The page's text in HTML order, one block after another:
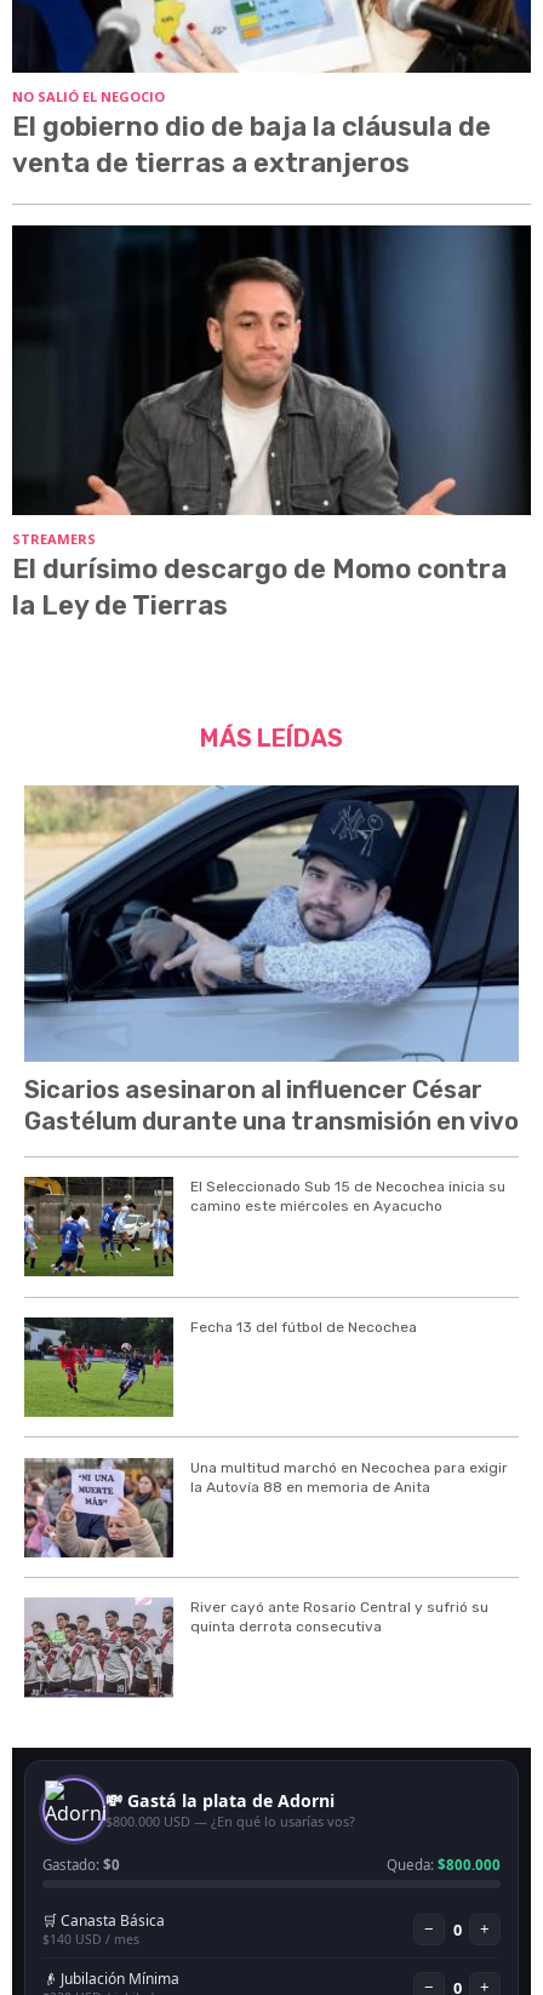
NO SALIÓ EL NEGOCIO
El gobierno dio de baja la cláusula de
venta de tierras a extranjeros
STREAMERS
El durísimo descargo de Momo contra
la Ley de Tierras
MÁS LEÍDAS
Sicarios asesinaron al influencer César
Gastélum durante una transmisión en vivo
El Seleccionado Sub 15 de Necochea inicia su
camino este miércoles en Ayacucho
Fecha 13 del fútbol de Necochea
Una multitud marchó en Necochea para exigir
la Autovía 88 en memoria de Anita
River cayó ante Rosario Central y sufrió su
quinta derrota consecutiva